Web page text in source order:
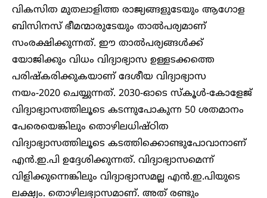
വികസിത മുതലാളിത്ത രാജ്യങ്ങളുടേയും ആഗോള
ബിസിനസ് ഭീമന്മാരുടേയും താൽപര്യമാണ്
സംരക്ഷിക്കുന്നത്. ഈ താൽപര്യങ്ങൾക്ക്
യോജിക്കും വിധം വിദ്യാഭ്യാസ ഉള്ളടക്കത്തെ
പരിഷ്കരിക്കുകയാണ് ദേശീയ വിദ്യാഭ്യാസ
നയം-2020 ചെയ്യുന്നത്. 2030-ഓടെ സ്കൂൾ-കോളേജ്
വിദ്യാഭ്യാസത്തിലൂടെ കടന്നുപോകുന്ന 50 ശതമാനം
പേരെയെങ്കിലും തൊഴിലധിഷ്ഠിത
വിദ്യാഭ്യാസത്തിലൂടെ കടത്തിക്കൊണ്ടുപോവാനാണ്
എൻ.ഇ.പി ഉദ്ദേശിക്കുന്നത്. വിദ്യാഭ്യാസമെന്ന്
വിളിക്കുന്നെങ്കിലും വിദ്യാഭ്യാസമല്ല എൻ.ഇ.പിയുടെ
ലക്ഷ്യം. തൊഴിലഭ്യാസമാണ്. അത് രണ്ടും